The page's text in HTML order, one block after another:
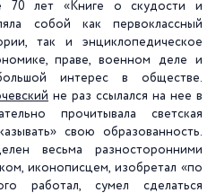
70 лет «Книге о скудости и
собой как первоклассный
так и энциклопедическое
праве, военном деле и
интерес в обществе.
не раз ссылался на нее в
прочитывала светская
свою образованность.
весьма разносторонними
иконописцем, изобретал «по
работал, сумел сделаться